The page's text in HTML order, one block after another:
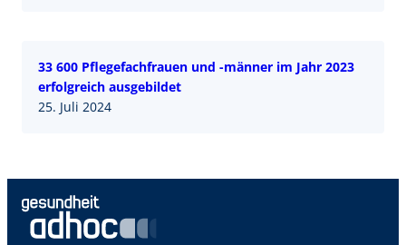
33 600 Pflegefachfrauen und -männer im Jahr 2023
erfolgreich ausgebildet
25. Juli 2024